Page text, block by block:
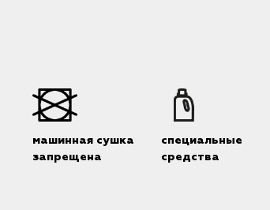
машинная сушка
запрещена
специальные
средства